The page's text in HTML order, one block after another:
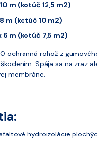
m (kotúč 12,5 m2)
m (kotúč 10 m2)
6 m (kotúč 7,5 m2)
ochranná rohož z
Spája sa na zraz
membráne.
hydroizolácie